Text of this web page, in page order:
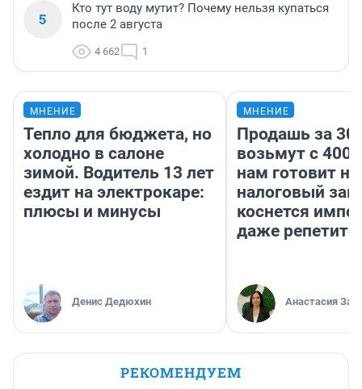
5
Кто тут воду мутит? Почему нельзя купаться
после 2 августа
4 662 1
МНЕНИЕ
Тепло для бюджета, но
холодно в салоне
зимой. Водитель 13 лет
ездит на электрокаре:
плюсы и минусы
Денис Дедюхин
МНЕНИЕ
Продашь за
возьмут с
нам готовит
налоговый
коснется
даже
Анастасия
РЕКОМЕНДУЕМ